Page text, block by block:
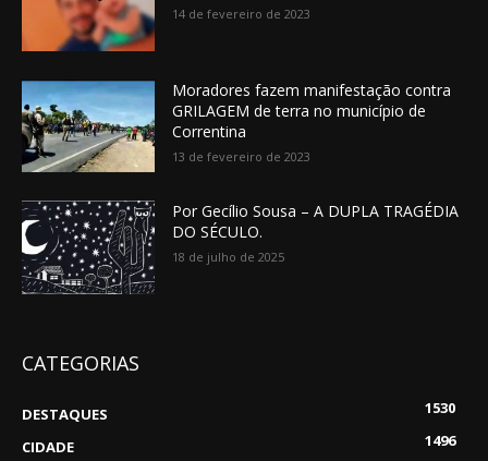
14 de fevereiro de 2023
Moradores fazem manifestação contra
GRILAGEM de terra no município de
Correntina
13 de fevereiro de 2023
Por Gecílio Sousa – A DUPLA TRAGÉDIA
DO SÉCULO.
18 de julho de 2025
CATEGORIAS
DESTAQUES
1530
CIDADE
1496